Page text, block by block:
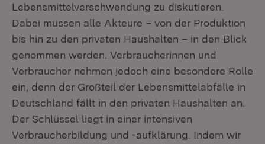
Lebensmittelverschwendung zu diskutieren.
Dabei müssen alle Akteure – von der Produktion
bis hin zu den privaten Haushalten – in den Blick
genommen werden. Verbraucherinnen und
Verbraucher nehmen jedoch eine besondere Rolle
ein, denn der Großteil der Lebensmittelabfälle in
Deutschland fällt in den privaten Haushalten an.
Der Schlüssel liegt in einer intensiven
Verbraucherbildung und -aufklärung. Indem wir